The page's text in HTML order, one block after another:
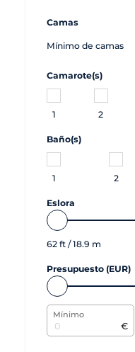
Camas
Mínimo de camas
Camarote(s)
1 2
Baño(s)
1 2
Eslora
62 ft /18.9 m
Presupuesto (EUR)
Mínimo
€